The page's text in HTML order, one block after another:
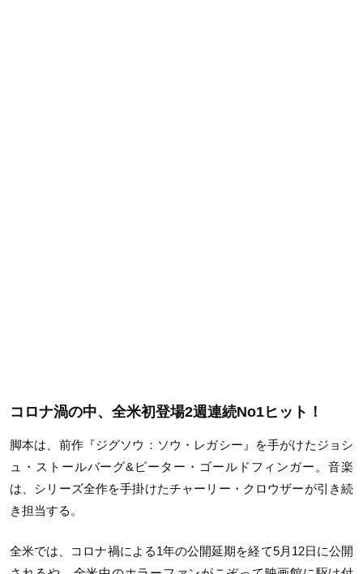
コロナ渦の中、全米初登場2週連続No1ヒット！
脚本は、前作『ジグソウ：ソウ・レガシー』を手がけたジョシ
ュ・ストールバーグ&ピーター・ゴールドフィンガー。音楽
は、シリーズ全作を手掛けたチャーリー・クロウザーが引き続
き担当する。
全米では、コロナ禍による1年の公開延期を経て5月12日に公開